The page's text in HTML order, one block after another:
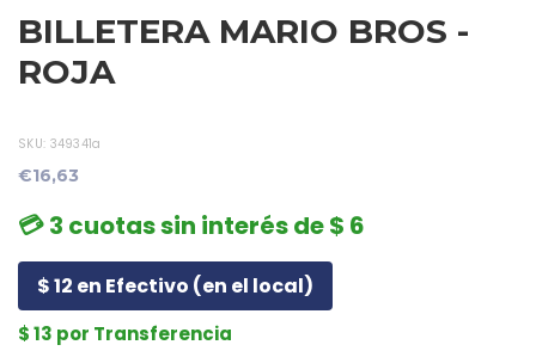
BILLETERA MARIO BROS -
ROJA
SKU: 349341a
€16,63
💳 3 cuotas sin interés de $ 6
$ 12 en Efectivo (en el local)
$ 13 por Transferencia